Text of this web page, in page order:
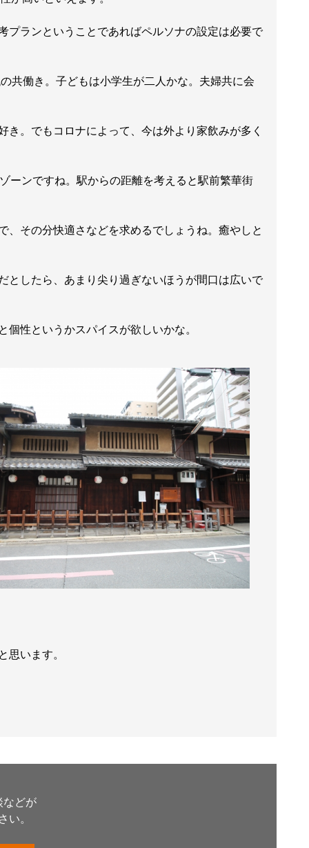
ランということであればペルソナの設定は必要で
働き。子どもは小学生が二人かな。夫婦共に会
。でもコロナによって、今は外より家飲みが多く
ンですね。駅からの距離を考えると駅前繁華街
その分快適さなどを求めるでしょうね。癒やしと
したら、あまり尖り過ぎないほうが間口は広いで
性というかスパイスが欲しいかな。
います。
などが
い。